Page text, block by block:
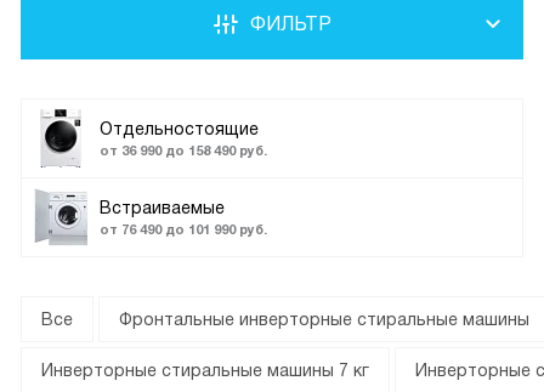
Отдельностоящие
от 36 990 до 158 490 руб.
Встраиваемые
от 76 490 до 101 990 руб.
ФИЛЬТР
Все Фронтальные инверторные стиральные машины
Инверторные стиральные машины 7 кг Инверторные